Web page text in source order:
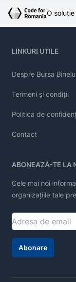
O
LINKURI UTILE
Despre Bursa
Termeni și condiții
Politica de
Contact
ABONEAZĂ-TE LA
Cele mai noi
organizațiile tale
Abonare